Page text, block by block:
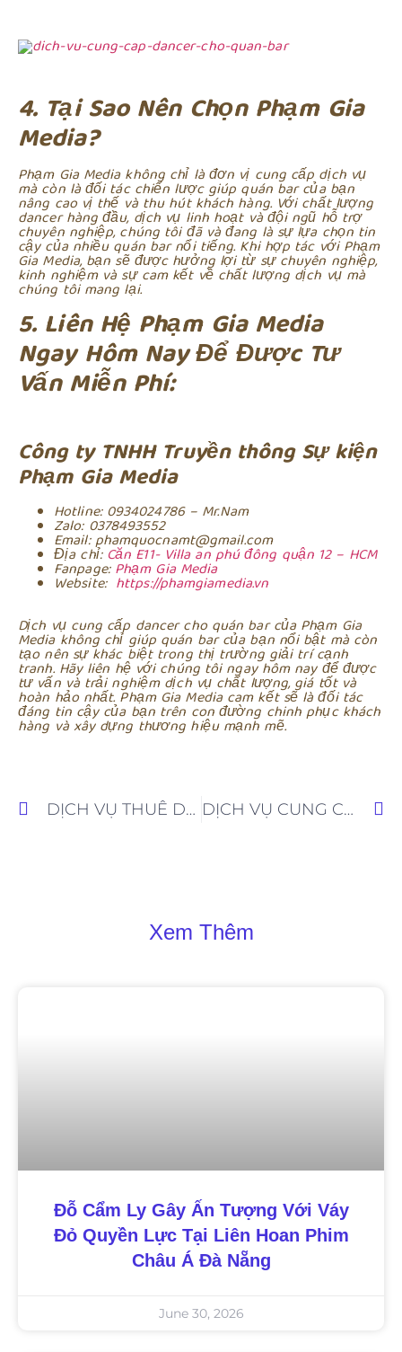
4. Tại Sao Nên Chọn Phạm Gia
Media?
Phạm Gia Media không chỉ là đơn vị cung cấp dịch vụ
mà còn là đối tác chiến lược giúp quán bar của bạn
nâng cao vị thế và thu hút khách hàng. Với chất lượng
dancer hàng đầu, dịch vụ linh hoạt và đội ngũ hỗ trợ
chuyên nghiệp, chúng tôi đã và đang là sự lựa chọn tin
cậy của nhiều quán bar nổi tiếng. Khi hợp tác với Phạm
Gia Media, bạn sẽ được hưởng lợi từ sự chuyên nghiệp,
kinh nghiệm và sự cam kết về chất lượng dịch vụ mà
chúng tôi mang lại.
5. Liên Hệ Phạm Gia Media
Ngay Hôm Nay Để Được Tư
Vấn Miễn Phí:
Công ty TNHH Truyền thông Sự kiện
Phạm Gia Media
Hotline: 0934024786 – Mr.Nam
Zalo: 0378493552
Email: phamquocnamt@gmail.com
Địa chỉ: Căn E11- Villa an phú đông quận 12 – HCM
Fanpage: Phạm Gia Media
Website: https://phamgiamedia.vn
Dịch vụ cung cấp dancer cho quán bar của Phạm Gia
Media không chỉ giúp quán bar của bạn nổi bật mà còn
tạo nên sự khác biệt trong thị trường giải trí cạnh
tranh. Hãy liên hệ với chúng tôi ngay hôm nay để được
tư vấn và trải nghiệm dịch vụ chất lượng, giá tốt và
hoàn hảo nhất. Phạm Gia Media cam kết sẽ là đối tác
đáng tin cậy của bạn trên con đường chinh phục khách
hàng và xây dựng thương hiệu mạnh mẽ.
DỊCH VỤ THUÊ DANCER NÓNG BỎNG HÀNG ĐẦU DỊCH VỤ CUNG CẤP DJ CHUYÊN NGHIỆP VÀ SÔI ĐỘNG
Xem Thêm
Đỗ Cẩm Ly Gây Ấn Tượng Với Váy
Đỏ Quyền Lực Tại Liên Hoan Phim
Châu Á Đà Nẵng
June 30, 2026